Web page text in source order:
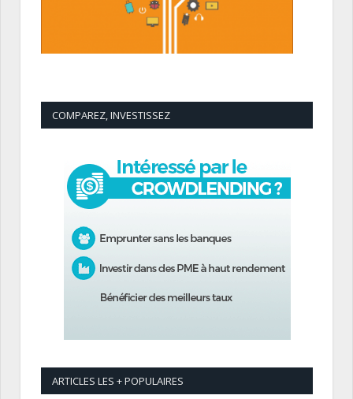
COMPAREZ, INVESTISSEZ
ARTICLES LES + POPULAIRES